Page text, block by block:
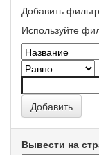
Добавить
Используйте
Вывести на